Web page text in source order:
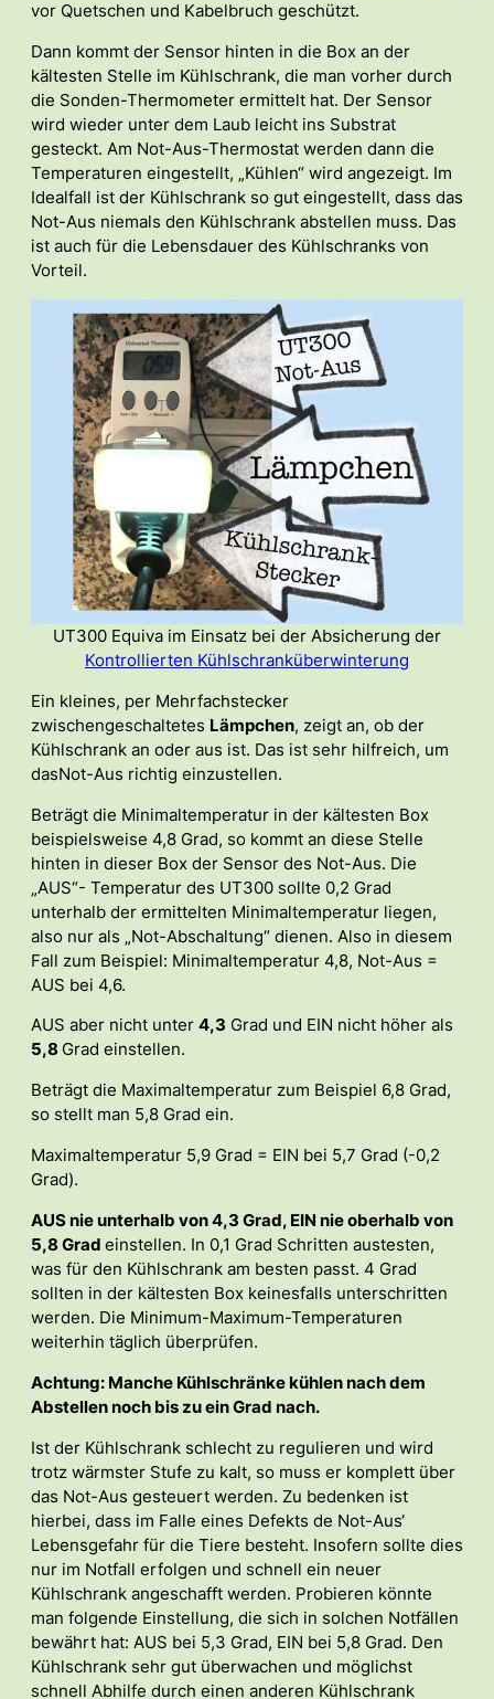
vor Quetschen und Kabelbruch geschützt.
Dann kommt der Sensor hinten in die Box an der
kältesten Stelle im Kühlschrank, die man vorher durch
die Sonden-Thermometer ermittelt hat. Der Sensor
wird wieder unter dem Laub leicht ins Substrat
gesteckt. Am Not-Aus-Thermostat werden dann die
Temperaturen eingestellt, „Kühlen“ wird angezeigt. Im
Idealfall ist der Kühlschrank so gut eingestellt, dass das
Not-Aus niemals den Kühlschrank abstellen muss. Das
ist auch für die Lebensdauer des Kühlschranks von
Vorteil.
UT300 Equiva im Einsatz bei der Absicherung der
Kontrollierten Kühlschranküberwinterung
Ein kleines, per Mehrfachstecker
zwischengeschaltetes Lämpchen, zeigt an, ob der
Kühlschrank an oder aus ist. Das ist sehr hilfreich, um
dasNot-Aus richtig einzustellen.
Beträgt die Minimaltemperatur in der kältesten Box
beispielsweise 4,8 Grad, so kommt an diese Stelle
hinten in dieser Box der Sensor des Not-Aus. Die
„AUS“- Temperatur des UT300 sollte 0,2 Grad
unterhalb der ermittelten Minimaltemperatur liegen,
also nur als „Not-Abschaltung“ dienen. Also in diesem
Fall zum Beispiel: Minimaltemperatur 4,8, Not-Aus =
AUS bei 4,6.
AUS aber nicht unter 4,3 Grad und EIN nicht höher als
5,8 Grad einstellen.
Beträgt die Maximaltemperatur zum Beispiel 6,8 Grad,
so stellt man 5,8 Grad ein.
Maximaltemperatur 5,9 Grad = EIN bei 5,7 Grad (-0,2
Grad).
AUS nie unterhalb von 4,3 Grad, EIN nie oberhalb von
5,8 Grad einstellen. In 0,1 Grad Schritten austesten,
was für den Kühlschrank am besten passt. 4 Grad
sollten in der kältesten Box keinesfalls unterschritten
werden. Die Minimum-Maximum-Temperaturen
weiterhin täglich überprüfen.
Achtung: Manche Kühlschränke kühlen nach dem
Abstellen noch bis zu ein Grad nach.
Ist der Kühlschrank schlecht zu regulieren und wird
trotz wärmster Stufe zu kalt, so muss er komplett über
das Not-Aus gesteuert werden. Zu bedenken ist
hierbei, dass im Falle eines Defekts de Not-Aus‘
Lebensgefahr für die Tiere besteht. Insofern sollte dies
nur im Notfall erfolgen und schnell ein neuer
Kühlschrank angeschafft werden. Probieren könnte
man folgende Einstellung, die sich in solchen Notfällen
bewährt hat: AUS bei 5,3 Grad, EIN bei 5,8 Grad. Den
Kühlschrank sehr gut überwachen und möglichst
schnell Abhilfe durch einen anderen Kühlschrank